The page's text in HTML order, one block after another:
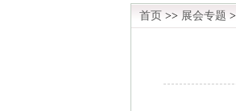
首页 >> 展会专题